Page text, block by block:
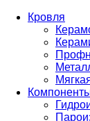
Кровля